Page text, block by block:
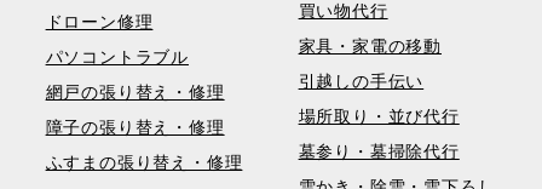
ドローン修理
パソコントラブル
網戸の張り替え・修理
障子の張り替え・修理
ふすまの張り替え・修理
買い物代行
家具・家電の移動
引越しの手伝い
場所取り・並び代行
墓参り・墓掃除代行